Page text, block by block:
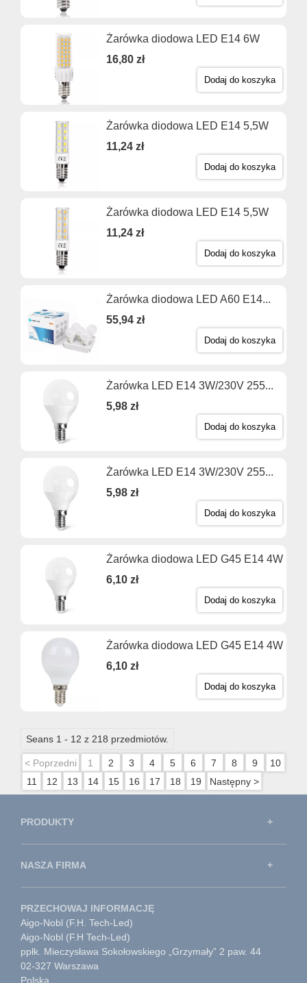
Żarówka diodowa LED E14 6W
16,80 zł
Dodaj do koszyka
Żarówka diodowa LED E14 5,5W
11,24 zł
Dodaj do koszyka
Żarówka diodowa LED E14 5,5W
11,24 zł
Dodaj do koszyka
Żarówka diodowa LED A60 E14...
55,94 zł
Dodaj do koszyka
Żarówka LED E14 3W/230V 255...
5,98 zł
Dodaj do koszyka
Żarówka LED E14 3W/230V 255...
5,98 zł
Dodaj do koszyka
Żarówka diodowa LED G45 E14 4W
6,10 zł
Dodaj do koszyka
Żarówka diodowa LED G45 E14 4W
6,10 zł
Dodaj do koszyka
Seans 1 - 12 z 218 przedmiotów.
< Poprzedni 1 2 3 4 5 6 7 8 9
10
11
12 13 14 15 16 17 18 19 Następny >
PRODUKTY
NASZA FIRMA
PRZECHOWAJ INFORMACJĘ
Aigo-Nobl (F.H. Tech-Led)
Aigo-Nobl (F.H Tech-Led)
ppłk. Mieczysława Sokołowskiego „Grzymały” 2 paw. 44
02-327 Warszawa
Polska